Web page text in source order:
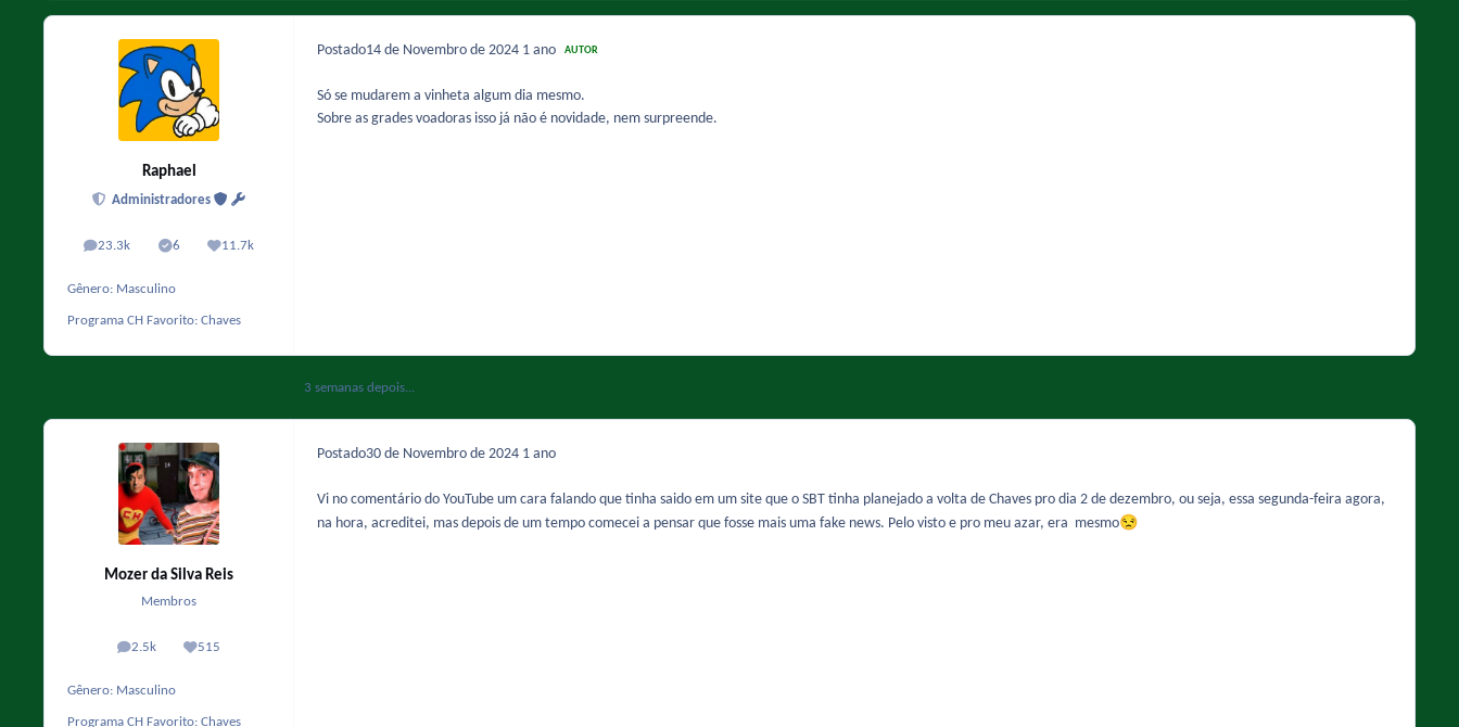
Raphael
Administradores
23.3k
posts 6
Solutions11.7k
Reputação
Gênero: Masculino
Programa CH Favorito: Chaves
Postado14 de Novembro de 2024 1 ano AUTOR
Só se mudarem a vinheta algum dia mesmo.
Sobre as grades voadoras isso já não é novidade, nem surpreende.
3 semanas depois...
Mozer da Silva Reis
Membros
2.5k
posts 515
Reputação
Gênero: Masculino
Programa CH Favorito: Chaves
Postado30 de Novembro de 2024 1 ano
Vi no comentário do YouTube um cara falando que tinha saido em um site que o SBT tinha planejado a volta de Chaves pro dia 2 de dezembro, ou seja, essa segunda-feira agora,
na hora, acreditei, mas depois de um tempo comecei a pensar que fosse mais uma fake news. Pelo visto e pro meu azar, era mesmo😒